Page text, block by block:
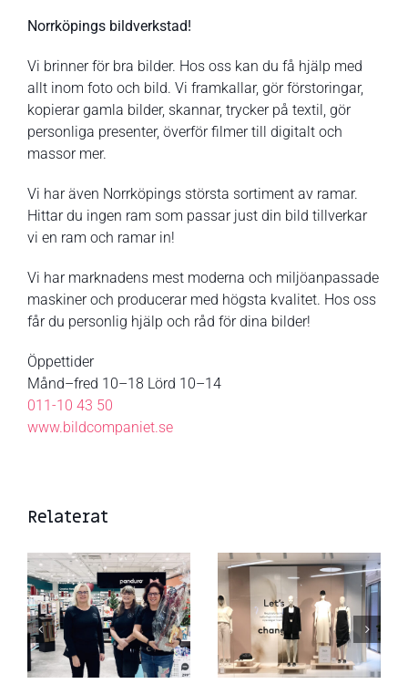
Norrköpings bildverkstad!
Vi brinner för bra bilder. Hos oss kan du få hjälp med
allt inom foto och bild. Vi framkallar, gör förstoringar,
kopierar gamla bilder, skannar, trycker på textil, gör
personliga presenter, överför filmer till digitalt och
massor mer.
Vi har även Norrköpings största sortiment av ramar.
Hittar du ingen ram som passar just din bild tillverkar
vi en ram och ramar in!
Vi har marknadens mest moderna och miljöanpassade
maskiner och producerar med högsta kvalitet. Hos oss
får du personlig hjälp och råd för dina bilder!
Öppettider
Månd–fred 10–18 Lörd 10–14
011-10 43 50
www.bildcompaniet.se
Relaterat